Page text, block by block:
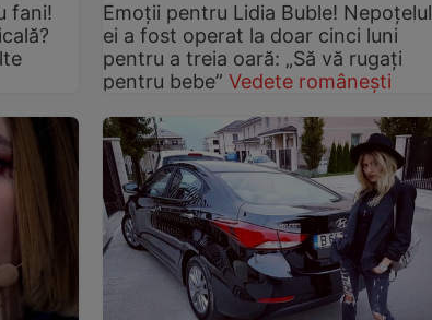
fani!
Emoții pentru Lidia Buble! Nepoțelul
ei a fost operat la doar cinci luni
pentru a treia oară: „Să vă rugați
pentru bebe” Vedete românești